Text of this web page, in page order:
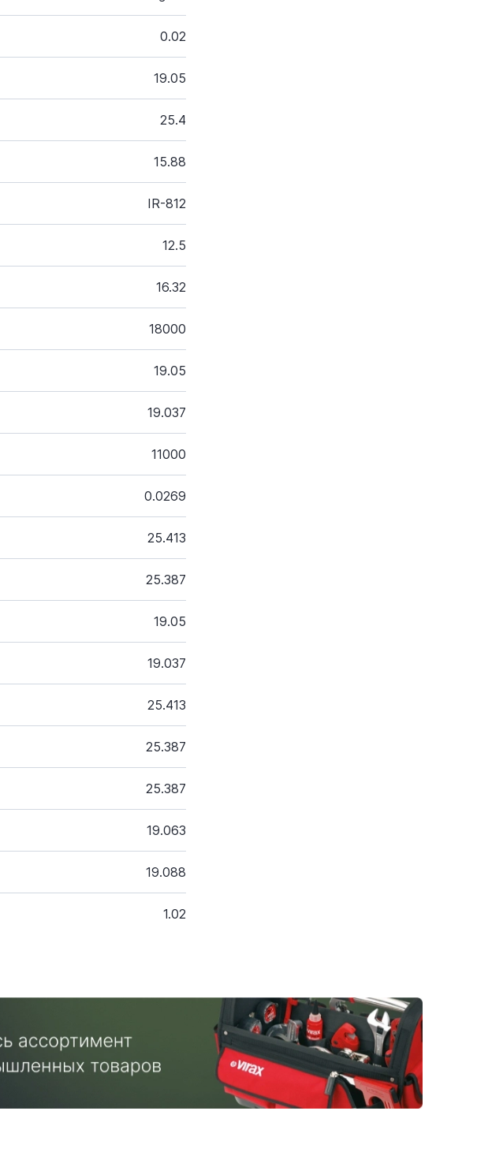
0.02
19.05
25.4
15.88
IR-812
12.5
16.32
18000
19.05
19.037
11000
0.0269
25.413
25.387
19.05
19.037
25.413
25.387
25.387
19.063
19.088
1.02